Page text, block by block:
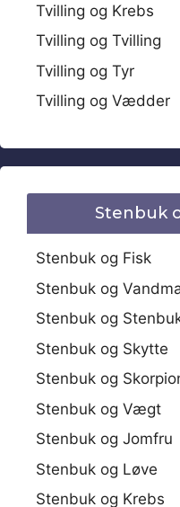
Tvilling og Krebs
Tvilling og Tvilling
Tvilling og Tyr
Tvilling og Vædder
Stenbuk
Stenbuk og Fisk
Stenbuk og
Stenbuk og
Stenbuk og Skytte
Stenbuk og
Stenbuk og Vægt
Stenbuk og Jomfru
Stenbuk og Løve
Stenbuk og Krebs